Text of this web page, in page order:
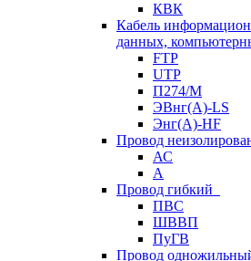
КВК
Кабель
данных,
FTP
UTP
П274/М
ЭВнг(А)-LS
Энг(А)-HF
Провод
АС
А
Провод гибкий
ПВС
ШВВП
ПуГВ
Провод